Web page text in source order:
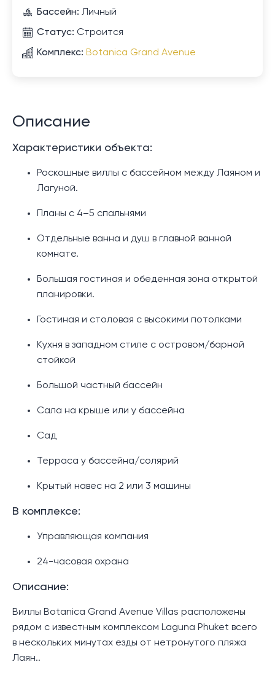
Бассейн: Личный
Статус: Строится
Комплекс: Botanica Grand Avenue
Описание
Характеристики объекта:
Роскошные виллы с бассейном между Лаяном и
Лагуной.
Планы с 4–5 спальнями
Отдельные ванна и душ в главной ванной
комнате.
Большая гостиная и обеденная зона открытой
планировки.
Гостиная и столовая с высокими потолками
Кухня в западном стиле с островом/барной
стойкой
Большой частный бассейн
Сала на крыше или у бассейна
Сад
Терраса у бассейна/солярий
Крытый навес на 2 или 3 машины
В комплексе:
Управляющая компания
24-часовая охрана
Описание:
Виллы Botanica Grand Avenue Villas расположены
рядом с известным комплексом Laguna Phuket всего
в нескольких минутах езды от нетронутого пляжа
Лаян..